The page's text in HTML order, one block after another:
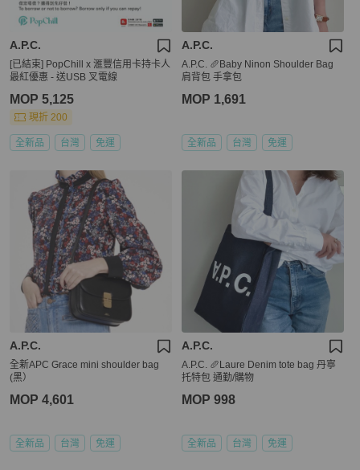
A.P.C.
[已結束] PopChill x 滙豐信用卡持卡人
最紅優惠 - 送USB 叉電線
MOP 5,125
現折 200
全新品 台灣 免運
A.P.C.
A.P.C. 🥖Baby Ninon Shoulder Bag
肩背包 手拿包
MOP 1,691
全新品 台灣 免運
A.P.C.
全新APC Grace mini shoulder bag
(黑）
MOP 4,601
全新品 台灣 免運
A.P.C.
A.P.C. 🥖Laure Denim tote bag 丹寧
托特包 通勤/購物
MOP 998
全新品 台灣 免運